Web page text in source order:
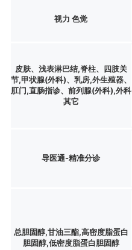
视力 色觉
皮肤、浅表淋巴结,脊柱、四肢关
节,甲状腺(外科)、乳房,外生殖器、
肛门,直肠指诊、前列腺(外科),外科
其它
导医通-精准分诊
总胆固醇,甘油三酯,高密度脂蛋白
胆固醇,低密度脂蛋白胆固醇